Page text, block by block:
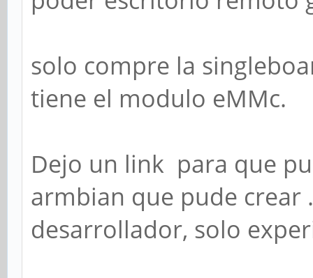
solo compre la
tiene el modulo eMMc.
Dejo un link para que
armbian que pude crear
desarrollador, solo